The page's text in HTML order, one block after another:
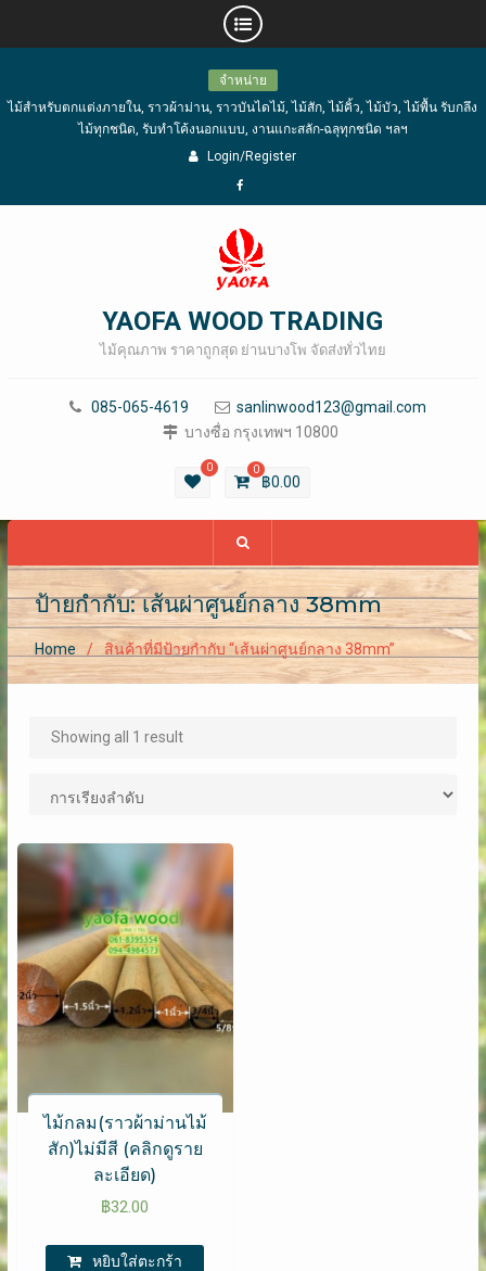
content
จำหน่าย
ไม้สำหรับตกแต่งภายใน, ราวผ้าม่าน, ราวบันไดไม้, ไม้สัก, ไม้คิ้ว, ไม้บัว, ไม้พื้น รับกลึง
ไม้ทุกชนิด, รับทำโค้งนอกแบบ, งานแกะสลัก-ฉลุทุกชนิด ฯลฯ
Login/Register
Facebook
YAOFA WOOD TRADING
ไม้คุณภาพ ราคาถูกสุด ย่านบางโพ จัดส่งทั่วไทย
085-065-4619
sanlinwood123@gmail.com
บางซื่อ กรุงเทพฯ 10800
0 0
฿0.00
ป้ายกำกับ: เส้นผ่าศูนย์กลาง 38mm
Home สินค้าที่มีป้ายกำกับ “เส้นผ่าศูนย์กลาง 38mm”
Showing all 1 result
ไม้กลม(ราวผ้าม่านไม้
สัก)ไม่มีสี (คลิกดูราย
ละเอียด)
฿32.00
หยิบใส่ตะกร้า